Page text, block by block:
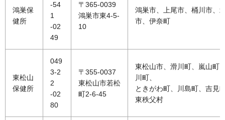
鴻巣保
健所
-54
1
-02
49
〒365-0039
鴻巣市東4-5-
10
鴻巣市、上尾市、桶川市、
市、伊奈町
東松山
保健所
049
3-2
2
-02
80
〒355-0037
東松山市若松
町2-6-45
東松山市、滑川町、嵐山町
川町、
ときがわ町、川島町、吉見
東秩父村